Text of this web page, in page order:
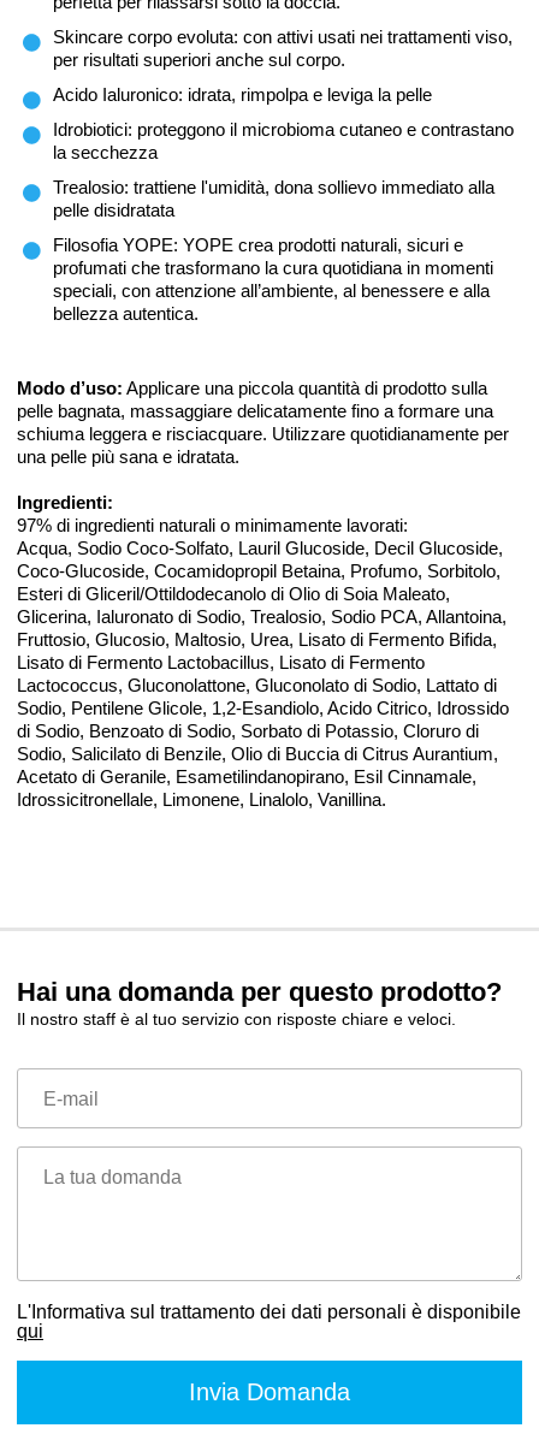
Skincare corpo evoluta: con attivi usati nei trattamenti viso,
per risultati superiori anche sul corpo.
Acido Ialuronico: idrata, rimpolpa e leviga la pelle
Idrobiotici: proteggono il microbioma cutaneo e contrastano
la secchezza
Trealosio: trattiene l'umidità, dona sollievo immediato alla
pelle disidratata
Filosofia YOPE: YOPE crea prodotti naturali, sicuri e
profumati che trasformano la cura quotidiana in momenti
speciali, con attenzione all’ambiente, al benessere e alla
bellezza autentica.
Modo d’uso: Applicare una piccola quantità di prodotto sulla
pelle bagnata, massaggiare delicatamente fino a formare una
schiuma leggera e risciacquare. Utilizzare quotidianamente per
una pelle più sana e idratata.
Ingredienti:
97% di ingredienti naturali o minimamente lavorati:
Acqua, Sodio Coco-Solfato, Lauril Glucoside, Decil Glucoside,
Coco-Glucoside, Cocamidopropil Betaina, Profumo, Sorbitolo,
Esteri di Gliceril/Ottildodecanolo di Olio di Soia Maleato,
Glicerina, Ialuronato di Sodio, Trealosio, Sodio PCA, Allantoina,
Fruttosio, Glucosio, Maltosio, Urea, Lisato di Fermento Bifida,
Lisato di Fermento Lactobacillus, Lisato di Fermento
Lactococcus, Gluconolattone, Gluconolato di Sodio, Lattato di
Sodio, Pentilene Glicole, 1,2-Esandiolo, Acido Citrico, Idrossido
di Sodio, Benzoato di Sodio, Sorbato di Potassio, Cloruro di
Sodio, Salicilato di Benzile, Olio di Buccia di Citrus Aurantium,
Acetato di Geranile, Esametilindanopirano, Esil Cinnamale,
Idrossicitronellale, Limonene, Linalolo, Vanillina.
Hai una domanda per questo prodotto?
Il nostro staff è al tuo servizio con risposte chiare e veloci.
E-mail
La tua domanda
L'Informativa sul trattamento dei dati personali è disponibile
qui